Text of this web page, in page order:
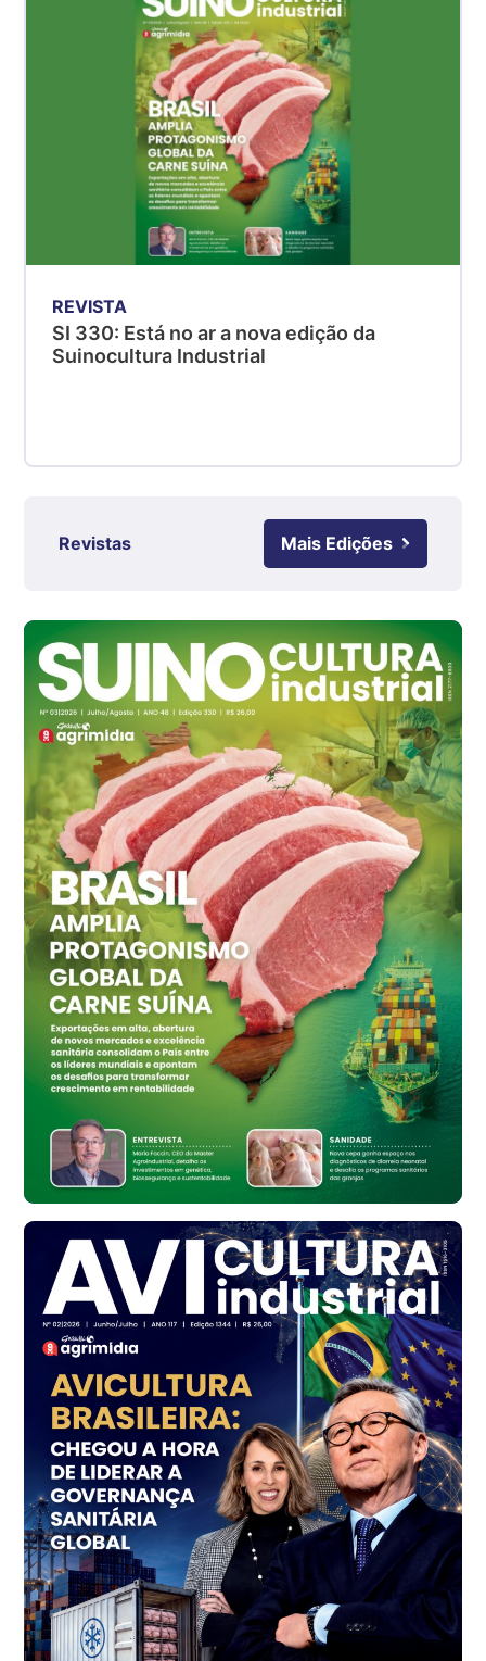
Suíno - Estadual
Suíno - Estadual
Suíno - Estadual
SC
R$ 4,48
Ovo Branco - Regional
cx
Ovo Branco - Regional
Branco
R$ 145,34
cx
Ovo Vermelho - Regional
Grande São Paulo (SP)
R$ 155,59
cx
Ovo Vermelho - Regional
Vermelho
R$ 159,31
cx
Ovo Branco - Regional
Bastos (SP)
R$ 134,42
cx
Ovo Vermelho - Regional
Bastos (SP)
R$ 148,56
cx
Frango - Indicador
R$ 7,16
kg
Frango - Indicador
SP
R$ 7,18
kg
Trigo Atacado - Regional
PR
R$ 1.414,46
t
Trigo Atacado - Regional
RS
R$ 1.314,61
t
REVISTA
SI 330: Está no ar a nova edição da
Suinocultura Industrial
Revistas Mais Edições